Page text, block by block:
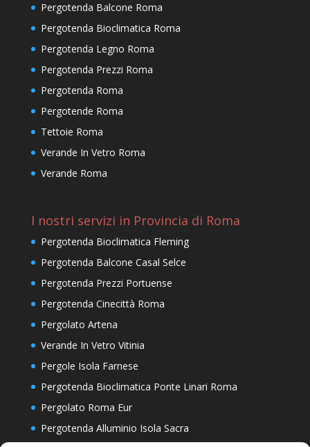
Pergotenda Balcone Roma
Pergotenda Bioclimatica Roma
Pergotenda Legno Roma
Pergotenda Prezzi Roma
Pergotenda Roma
Pergotende Roma
Tettoie Roma
Verande In Vetro Roma
Verande Roma
I nostri servizi in Provincia di Roma
Pergotenda Bioclimatica Fleming
Pergotenda Balcone Casal Selce
Pergotenda Prezzi Portuense
Pergotenda Cinecittà Roma
Pergolato Artena
Verande In Vetro Vitinia
Pergole Isola Farnese
Pergotenda Bioclimatica Ponte Linari Roma
Pergolato Roma Eur
Pergotenda Alluminio Isola Sacra